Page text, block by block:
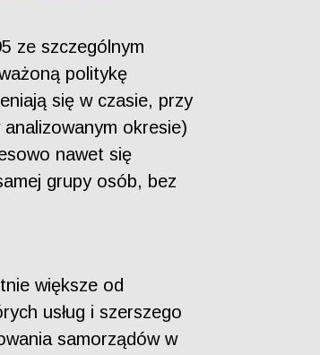
ze szczególnym
politykę
się w czasie, przy
okresie)
nawet się
grupy osób, bez
większe od
usług i szerszego
samorządów w